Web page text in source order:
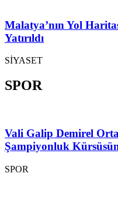
Malatya’nın Yol
Yatırıldı
SİYASET
SPOR
Vali Galip Demirel
Şampiyonluk
SPOR